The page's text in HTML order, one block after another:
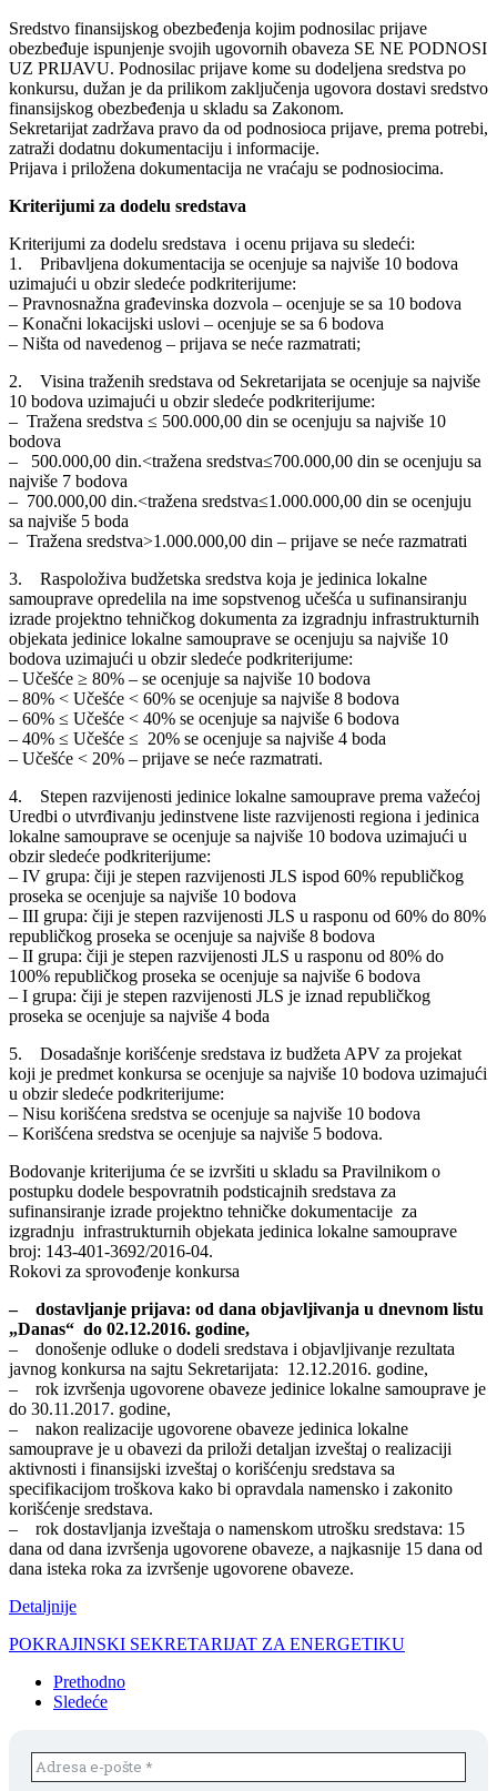
Sredstvo finansijskog obezbeđenja kojim podnosilac prijave
obezbeđuje ispunjenje svojih ugovornih obaveza SE NE PODNOSI
UZ PRIJAVU. Podnosilac prijave kome su dodeljena sredstva po
konkursu, dužan je da prilikom zaključenja ugovora dostavi sredstvo
finansijskog obezbeđenja u skladu sa Zakonom.
Sekretarijat zadržava pravo da od podnosioca prijave, prema potrebi,
zatraži dodatnu dokumentaciju i informacije.
Prijava i priložena dokumentacija ne vraćaju se podnosiocima.
Kriterijumi za dodelu sredstava
Kriterijumi za dodelu sredstava i ocenu prijava su sledeći:
1. Pribavljena dokumentacija se ocenjuje sa najviše 10 bodova
uzimajući u obzir sledeće podkriterijume:
– Pravnosnažna građevinska dozvola – ocenjuje se sa 10 bodova
– Konačni lokacijski uslovi – ocenjuje se sa 6 bodova
– Ništa od navedenog – prijava se neće razmatrati;
2. Visina traženih sredstava od Sekretarijata se ocenjuje sa najviše
10 bodova uzimajući u obzir sledeće podkriterijume:
– Tražena sredstva ≤ 500.000,00 din se ocenjuju sa najviše 10
bodova
– 500.000,00 din.<tražena sredstva≤700.000,00 din se ocenjuju sa
najviše 7 bodova
– 700.000,00 din.<tražena sredstva≤1.000.000,00 din se ocenjuju
sa najviše 5 boda
– Tražena sredstva>1.000.000,00 din – prijave se neće razmatrati
3. Raspoloživa budžetska sredstva koja je jedinica lokalne
samouprave opredelila na ime sopstvenog učešća u sufinansiranju
izrade projektno tehničkog dokumenta za izgradnju infrastrukturnih
objekata jedinice lokalne samouprave se ocenjuju sa najviše 10
bodova uzimajući u obzir sledeće podkriterijume:
– Učešće ≥ 80% – se ocenjuje sa najviše 10 bodova
– 80% < Učešće < 60% se ocenjuje sa najviše 8 bodova
– 60% ≤ Učešće < 40% se ocenjuje sa najviše 6 bodova
– 40% ≤ Učešće ≤ 20% se ocenjuje sa najviše 4 boda
– Učešće < 20% – prijave se neće razmatrati.
4. Stepen razvijenosti jedinice lokalne samouprave prema važećoj
Uredbi o utvrđivanju jedinstvene liste razvijenosti regiona i jedinica
lokalne samouprave se ocenjuje sa najviše 10 bodova uzimajući u
obzir sledeće podkriterijume:
– IV grupa: čiji je stepen razvijenosti JLS ispod 60% republičkog
proseka se ocenjuje sa najviše 10 bodova
– III grupa: čiji je stepen razvijenosti JLS u rasponu od 60% do 80%
republičkog proseka se ocenjuje sa najviše 8 bodova
– II grupa: čiji je stepen razvijenosti JLS u rasponu od 80% do
100% republičkog proseka se ocenjuje sa najviše 6 bodova
– I grupa: čiji je stepen razvijenosti JLS je iznad republičkog
proseka se ocenjuje sa najviše 4 boda
5. Dosadašnje korišćenje sredstava iz budžeta APV za projekat
koji je predmet konkursa se ocenjuje sa najviše 10 bodova uzimajući
u obzir sledeće podkriterijume:
– Nisu korišćena sredstva se ocenjuje sa najviše 10 bodova
– Korišćena sredstva se ocenjuje sa najviše 5 bodova.
Bodovanje kriterijuma će se izvršiti u skladu sa Pravilnikom o
postupku dodele bespovratnih podsticajnih sredstava za
sufinansiranje izrade projektno tehničke dokumentacije za
izgradnju infrastrukturnih objekata jedinica lokalne samouprave
broj: 143-401-3692/2016-04.
Rokovi za sprovođenje konkursa
– dostavljanje prijava: od dana objavljivanja u dnevnom listu
„Danas“ do 02.12.2016. godine,
– donošenje odluke o dodeli sredstava i objavljivanje rezultata
javnog konkursa na sajtu Sekretarijata: 12.12.2016. godine,
– rok izvršenja ugovorene obaveze jedinice lokalne samouprave je
do 30.11.2017. godine,
– nakon realizacije ugovorene obaveze jedinica lokalne
samouprave je u obavezi da priloži detaljan izveštaj o realizaciji
aktivnosti i finansijski izveštaj o korišćenju sredstava sa
specifikacijom troškova kako bi opravdala namensko i zakonito
korišćenje sredstava.
– rok dostavljanja izveštaja o namenskom utrošku sredstava: 15
dana od dana izvršenja ugovorene obaveze, a najkasnije 15 dana od
dana isteka roka za izvršenje ugovorene obaveze.
Detaljnije
POKRAJINSKI SEKRETARIJAT ZA ENERGETIKU
Prethodno
Sledeće